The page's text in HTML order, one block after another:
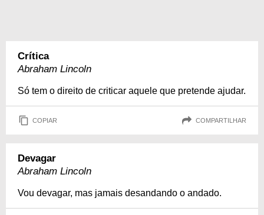
Crítica
Abraham Lincoln
Só tem o direito de criticar aquele que pretende ajudar.
COPIAR COMPARTILHAR
Devagar
Abraham Lincoln
Vou devagar, mas jamais desandando o andado.